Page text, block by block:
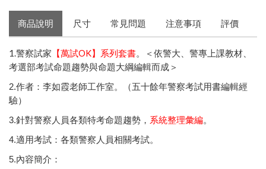
商品說明 尺寸 常見問題 注意事項 評價
1.警察試家 【萬試OK】系列套書。＜依警大、警專上課教材、
考選部考試命題趨勢與命題大綱編輯而成＞
2.作者：李如霞老師工作室。（五十餘年警察考試用書編輯經
驗）
3.針對警察人員各類特考命題趨勢， 系統整理彙編。
4.適用考試：各類警察人員相關考試。
5.內容簡介：